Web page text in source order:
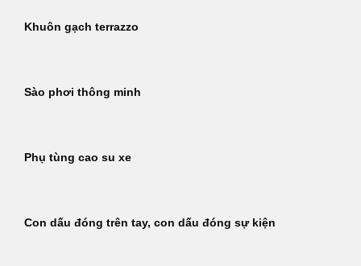
Khuôn gạch terrazzo
Sào phơi thông minh
Phụ tùng cao su xe
Con dấu đóng trên tay, con dấu đóng sự kiện